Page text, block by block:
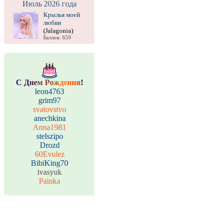
Июль 2026 года
Крылья моей
любви
(Jalagonia)
Баллов: 659
С Днем Рождения!
leon4763
grim97
svatovstvo
anechkina
Anna1981
stelszipo
Drozd
60Evulez
BibiKing70
ivasyuk
Painka